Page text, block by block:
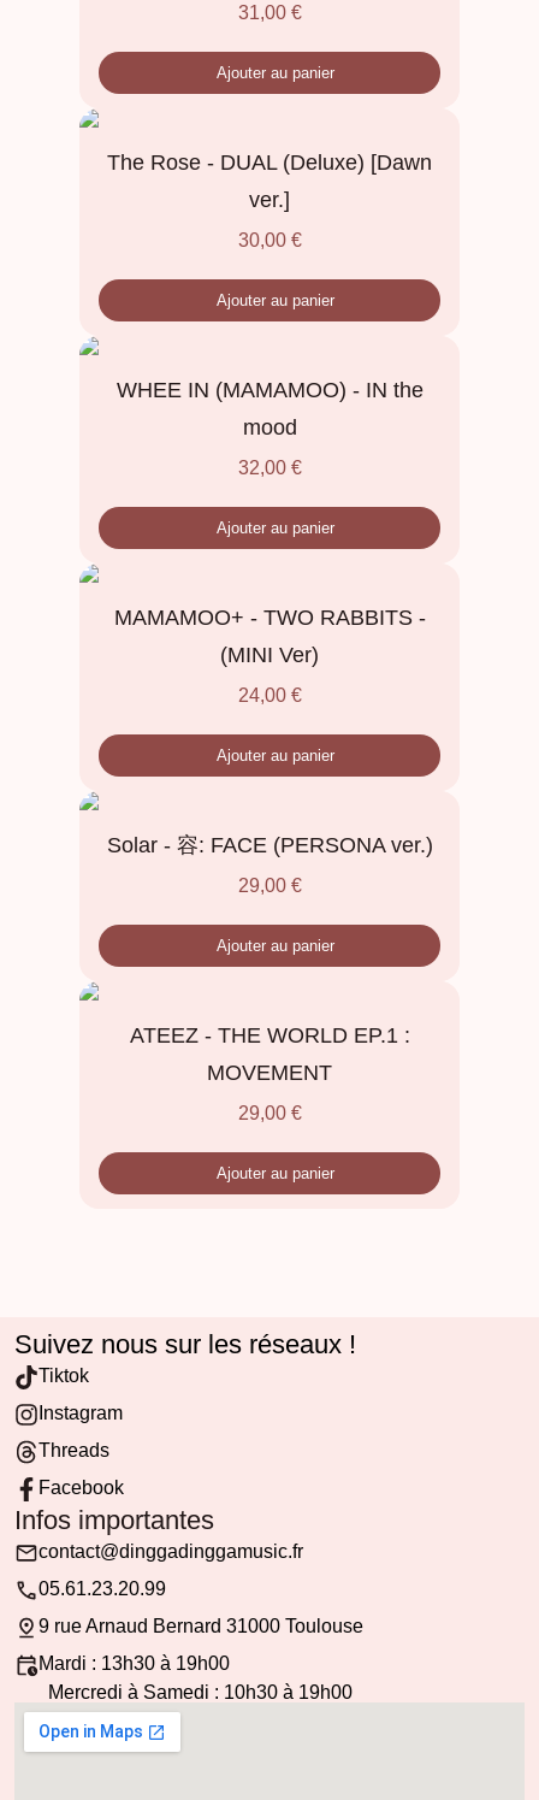
31,00 €
Ajouter au panier
The Rose - DUAL (Deluxe) [Dawn
ver.]
30,00 €
Ajouter au panier
WHEE IN (MAMAMOO) - IN the
mood
32,00 €
Ajouter au panier
MAMAMOO+ - TWO RABBITS -
(MINI Ver)
24,00 €
Ajouter au panier
Solar - 容: FACE (PERSONA ver.)
29,00 €
Ajouter au panier
ATEEZ - THE WORLD EP.1 :
MOVEMENT
29,00 €
Ajouter au panier
Suivez nous sur les réseaux !
Tiktok
Instagram
Threads
Facebook
Infos importantes
contact@dinggadinggamusic.fr
05.61.23.20.99
9 rue Arnaud Bernard 31000 Toulouse
Mardi : 13h30 à 19h00
Mercredi à Samedi : 10h30 à 19h00